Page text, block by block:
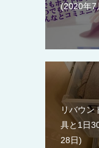
2020年7
リバウン
具と1日
28日